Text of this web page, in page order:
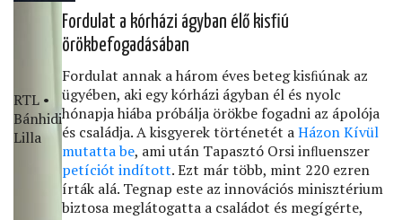
RTL •
Bánhidi
Lilla
Fordulat a kórházi ágyban élő kisﬁú
örökbefogadásában
Fordulat annak a három éves beteg kisﬁúnak az
ügyében, aki egy kórházi ágyban él és nyolc
hónapja hiába próbálja örökbe fogadni az ápolója
és családja. A kisgyerek történetét aHázon Kívül
mutatta be, ami után Tapasztó Orsi inﬂuenszer
petíciót indított. Ezt már több, mint 220 ezren
írták alá. Tegnap este az innovációs minisztérium
biztosa meglátogatta a családot és megígérte,